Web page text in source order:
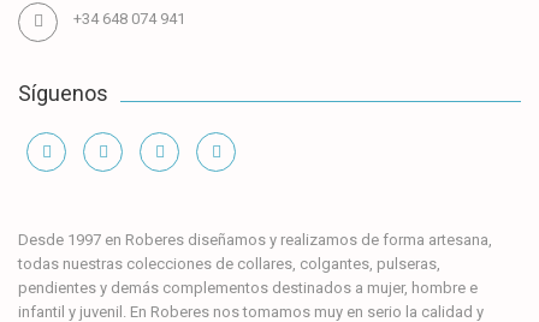
+34 648 074 941
Síguenos
Desde 1997 en Roberes diseñamos y realizamos de forma artesana,
todas nuestras colecciones de collares, colgantes, pulseras,
pendientes y demás complementos destinados a mujer, hombre e
infantil y juvenil. En Roberes nos tomamos muy en serio la calidad y
Información